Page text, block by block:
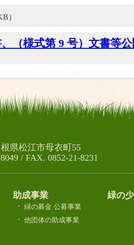
）
（様式第 9 号）文書等
根県松江市母衣町55
/ FAX. 0852-21-8231
助成事業
緑の募金 公募事業
他団体の助成事業
緑の